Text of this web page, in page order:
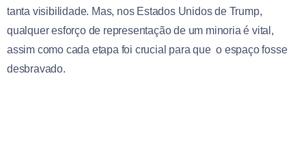
tanta visibilidade. Mas, nos Estados Unidos de Trump,
qualquer esforço de representação de um minoria é vital,
assim como cada etapa foi crucial para que o espaço fosse
desbravado.